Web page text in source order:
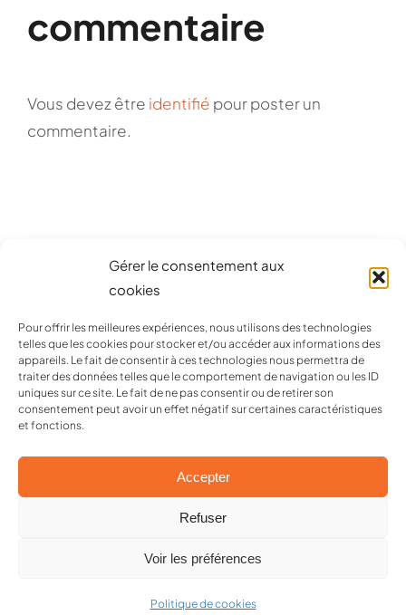
Gérer le consentement aux
cookies
Pour offrir les meilleures expériences, nous utilisons des technologies
telles que les cookies pour stocker et/ou accéder aux informations des
appareils. Le fait de consentir à ces technologies nous permettra de
traiter des données telles que le comportement de navigation ou les ID
uniques sur ce site. Le fait de ne pas consentir ou de retirer son
consentement peut avoir un effet négatif sur certaines caractéristiques
et fonctions.
Accepter
Refuser
Voir les préférences
Politique de cookies
commentaire
Vous devez être identifié pour poster un
commentaire.
Conseil en communication & développement des ventes
Création graphique / Print / Web / Art de la table
légales